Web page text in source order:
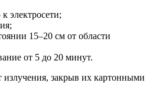
электросети;
15–20 см от области
от 5 до 20 минут.
излучения, закрыв их картонными